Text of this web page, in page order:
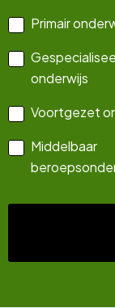
Primair
onderwijs
Voortgezet
Middelbaar